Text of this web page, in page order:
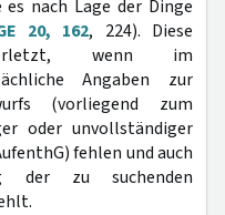
nach Lage der Dinge
20, 162, 224). Diese
wenn im
Angaben zur
(vorliegend zum
oder unvollständiger
fehlen und auch
der zu suchenden